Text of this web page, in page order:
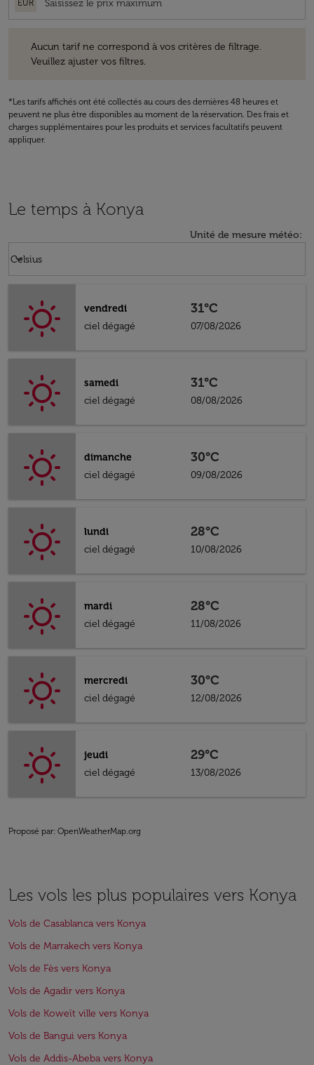
EUR
Aucun tarif ne correspond à vos critères de filtrage.
Veuillez ajuster vos filtres.
*Les tarifs affichés ont été collectés au cours des dernières 48 heures et
peuvent ne plus être disponibles au moment de la réservation. Des frais et
charges supplémentaires pour les produits et services facultatifs peuvent
appliquer.
Le temps à Konya
Unité de mesure météo:
Celsius
keyboard_arrow_down
vendredi
ciel dégagé
31°C
07/08/2026
samedi
ciel dégagé
31°C
08/08/2026
dimanche
ciel dégagé
30°C
09/08/2026
lundi
ciel dégagé
28°C
10/08/2026
mardi
ciel dégagé
28°C
11/08/2026
mercredi
ciel dégagé
30°C
12/08/2026
jeudi
ciel dégagé
29°C
13/08/2026
Proposé par: OpenWeatherMap.org
Les vols les plus populaires vers Konya
Vols de Casablanca vers Konya
Vols de Marrakech vers Konya
Vols de Fès vers Konya
Vols de Agadir vers Konya
Vols de Koweït ville vers Konya
Vols de Bangui vers Konya
Vols de Addis-Abeba vers Konya